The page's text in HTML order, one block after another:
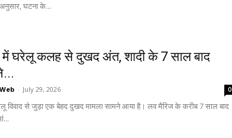
घटना के...
में घरेलू कलह से दुखद अंत, शादी के 7 साल बाद
- July 29, 2026 0
विवाद से जुड़ा एक बेहद दुखद मामला सामने आया है। लव मैरिज के करीब 7 साल बाद